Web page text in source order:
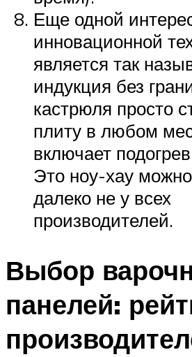
Еще одной
инновационной
является так
индукция без
кастрюля просто
плиту в любом
включает
Это ноу-хау
далеко не у всех
производителей.
Выбор
панелей: